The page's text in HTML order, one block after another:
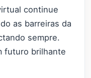
continue
as barreiras da
sempre.
futuro brilhante